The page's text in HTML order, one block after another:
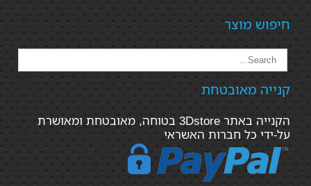
חיפוש מוצר
קנייה מאובטחת
הקנייה באתר 3Dstore בטוחה, מאובטחת ומאושרת
על-ידי כל חברות האשראי